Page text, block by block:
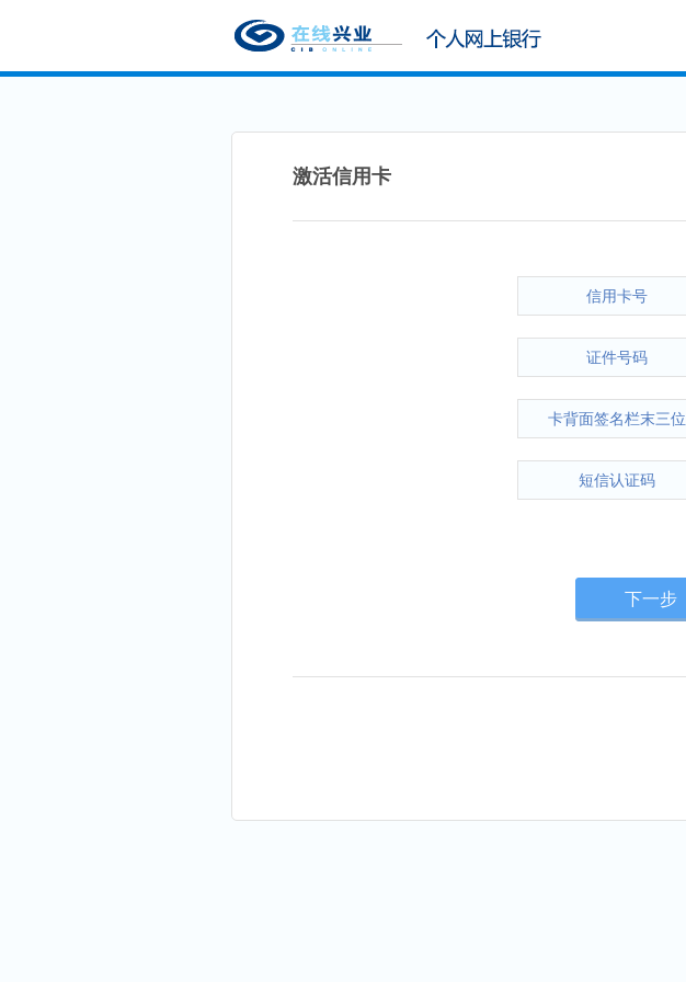
激活信用卡
信用卡号
证件号码
卡背面签名栏末三位
短信认证码